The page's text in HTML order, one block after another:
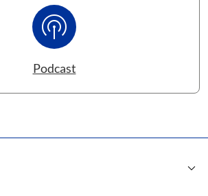
podcasts
Podcast
keyboard_arrow_down